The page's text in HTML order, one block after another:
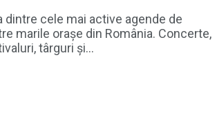
dintre cele mai active agende de
marile orașe din România. Concerte,
târguri și...